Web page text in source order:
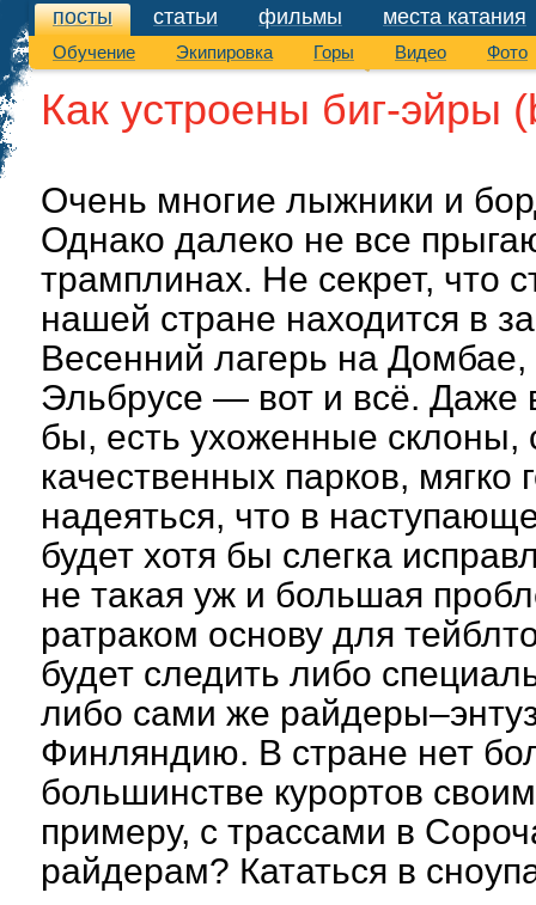
посты
посты статьи фильмы места катания
Обучение Экипировка Горы Видео Фото
Как устроены биг-эйры
Очень многие лыжники и
Однако далеко не все
трамплинах. Не секрет, что
нашей стране находится в
Весенний лагерь на Домбае,
Эльбрусе — вот и всё. Даже
бы, есть ухоженные склоны,
качественных парков, мягко
надеяться, что в
будет хотя бы слегка
не такая уж и большая
ратраком основу для
будет следить либо
либо сами же
Финляндию. В стране нет
большинстве курортов
примеру, с трассами в
райдерам? Кататься в